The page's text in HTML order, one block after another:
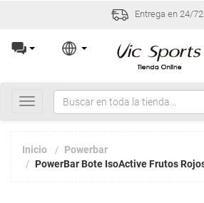
Entrega en 24/
Toggle
navigation
Inicio
Powerbar
PowerBar Bote IsoActive Frutos